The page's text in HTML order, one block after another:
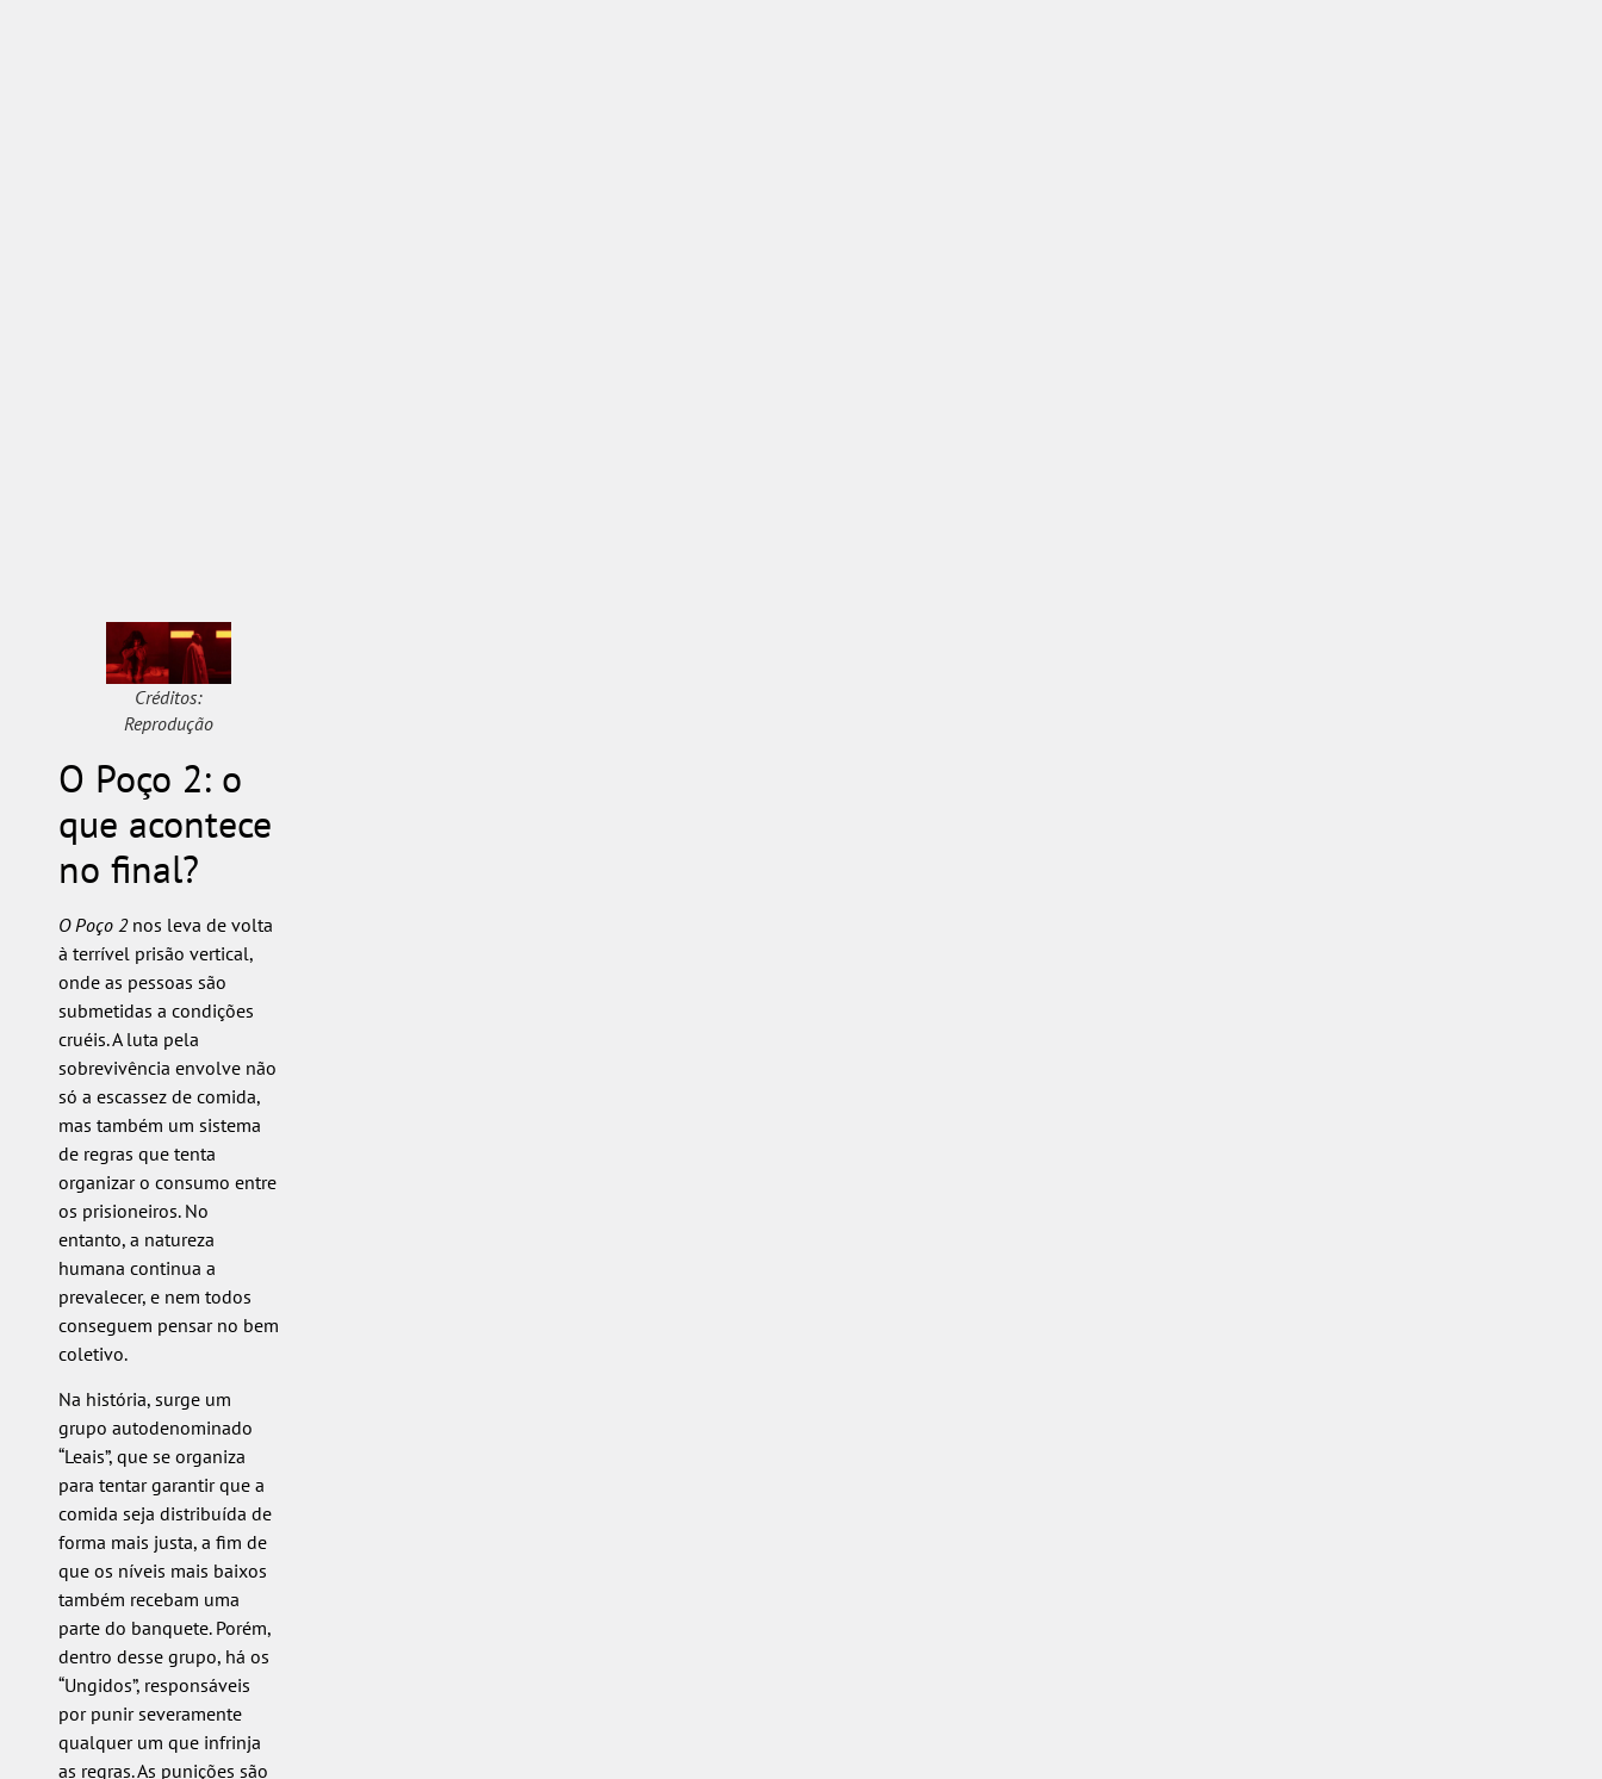
Créditos:
Reprodução
O Poço 2: o
que acontece
no final?
O Poço 2nos leva de volta
à terrível prisão vertical,
onde as pessoas são
submetidas a condições
cruéis. A luta pela
sobrevivência envolve não
só a escassez de comida,
mas também um sistema
de regras que tenta
organizar o consumo entre
os prisioneiros. No
entanto, a natureza
humana continua a
prevalecer, e nem todos
conseguem pensar no bem
coletivo.
Na história, surge um
grupo autodenominado
“Leais”, que se organiza
para tentar garantir que a
comida seja distribuída de
forma mais justa, a fim de
que os níveis mais baixos
também recebam uma
parte do banquete. Porém,
dentro desse grupo, há os
“Ungidos”, responsáveis
por punir severamente
qualquer um que infrinja
as regras. As punições são